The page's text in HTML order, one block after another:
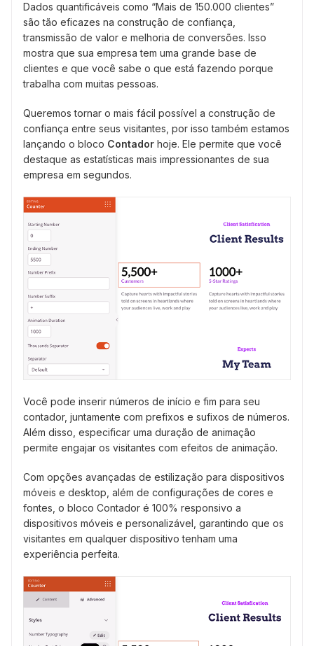
Dados quantificáveis como “Mais de 150.000 clientes”
são tão eficazes na construção de confiança,
transmissão de valor e melhoria de conversões. Isso
mostra que sua empresa tem uma grande base de
clientes e que você sabe o que está fazendo porque
trabalha com muitas pessoas.
Queremos tornar o mais fácil possível a construção de
confiança entre seus visitantes, por isso também estamos
lançando o bloco Contador hoje. Ele permite que você
destaque as estatísticas mais impressionantes de sua
empresa em segundos.
Você pode inserir números de início e fim para seu
contador, juntamente com prefixos e sufixos de números.
Além disso, especificar uma duração de animação
permite engajar os visitantes com efeitos de animação.
Com opções avançadas de estilização para dispositivos
móveis e desktop, além de configurações de cores e
fontes, o bloco Contador é 100% responsivo a
dispositivos móveis e personalizável, garantindo que os
visitantes em qualquer dispositivo tenham uma
experiência perfeita.